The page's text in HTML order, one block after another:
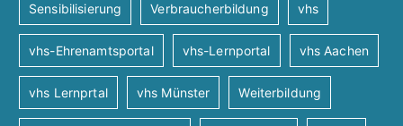
Sensibilisierung Verbraucherbildung vhs
vhs-Ehrenamtsportal vhs-Lernportal vhs Aachen
vhs Lernprtal vhs Münster Weiterbildung